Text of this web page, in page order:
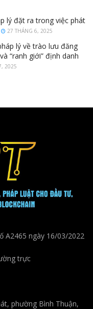
lý đặt ra trong việc phát
27 THÁNG 6, 2025
lý về trào lưu đăng
“ranh giới” định danh
2025
A2465 ngày 16/03/2022
trực
phường Bình Thuận,